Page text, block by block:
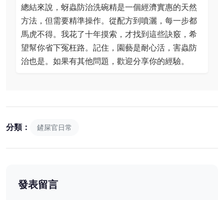
總結來說，蚜蟲防治洗碗精是一個經濟實惠的天然
方法，但需要精準操作。從配方到噴灑，每一步都
馬虎不得。我花了十年摸索，才找到這些訣竅，希
望幫你省下冤枉路。記住，園藝是耐心活，害蟲防
治也是。如果有其他問題，歡迎分享你的經驗。
分類： 鏟屎官日常
發表留言